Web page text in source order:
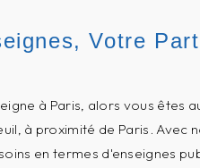
Votre
à Paris, alors vous êtes
à proximité de Paris. Avec
en termes d'enseignes